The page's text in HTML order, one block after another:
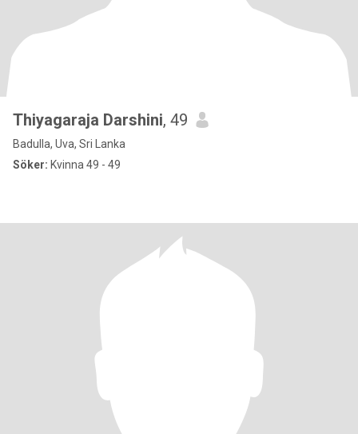
Thiyagaraja Darshini, 49
Badulla, Uva, Sri Lanka
Söker: Kvinna 49 - 49